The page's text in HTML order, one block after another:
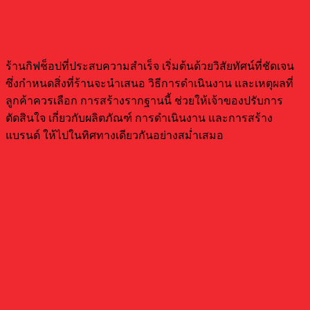
ร้านกิฟช็อปที่ประสบความสำเร็จ เริ่มต้นด้วยวิสัยทัศน์ที่ชัดเจน
ซึ่งกำหนดสิ่งที่ร้านจะนำเสนอ วิธีการดำเนินงาน และเหตุผลที่
ลูกค้าควรเลือก การสร้างรากฐานนี้ ช่วยให้เจ้าของปรับการ
ตัดสินใจ เกี่ยวกับผลิตภัณฑ์ การดำเนินงาน และการสร้าง
แบรนด์ ให้ไปในทิศทางเดียวกันอย่างสม่ำเสมอ